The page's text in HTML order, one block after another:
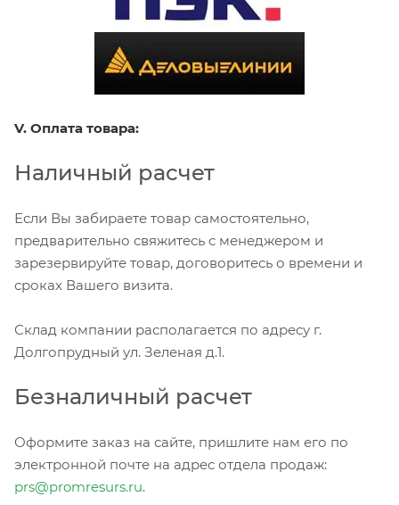
V. Оплата товара:
Наличный расчет
Если Вы забираете товар самостоятельно,
предварительно свяжитесь с менеджером и
зарезервируйте товар, договоритесь о времени и
сроках Вашего визита.
Склад компании располагается по адресу г.
Долгопрудный ул. Зеленая д.1.
Безналичный расчет
Оформите заказ на сайте, пришлите нам его по
электронной почте на адрес отдела продаж:
prs@promresurs.ru.